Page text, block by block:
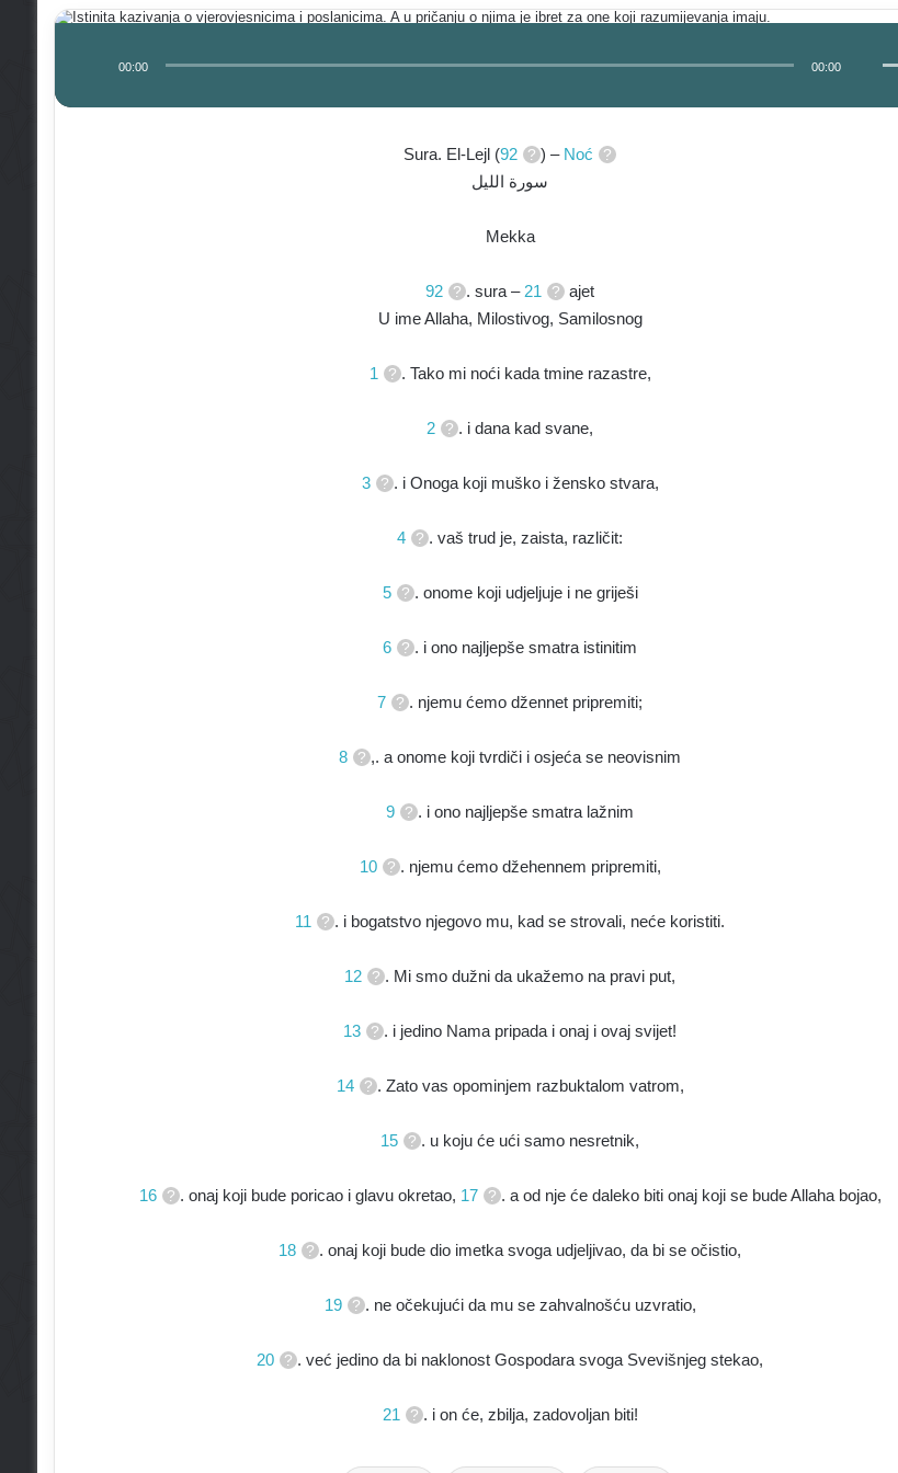
00:00 00:00
za
Sura. El-Lejl (92 ) – Noć
سورة الليل
Mekka
92 . sura – 21
ajet
U ime Allaha, Milostivog, Samilosnog
1 . Tako mi noći kada tmine razastre,
2 . i dana kad svane,
3 . i Onoga koji muško i žensko stvara,
4 . vaš trud je, zaista, različit:
5 . onome koji udjeljuje i ne griješi
6 . i ono najljepše smatra istinitim
7 . njemu ćemo džennet pripremiti;
8 ,. a onome koji tvrdiči i osjeća se neovisnim
9 . i ono najljepše smatra lažnim
10 . njemu ćemo džehennem pripremiti,
11 . i bogatstvo njegovo mu, kad se strovali, neće koristiti.
12 . Mi smo dužni da ukažemo na pravi put,
13 . i jedino Nama pripada i onaj i ovaj svijet!
14 . Zato vas opominjem razbuktalom vatrom,
15 . u koju će ući samo nesretnik,
16 . onaj koji bude poricao i glavu okretao, 17 . a od nje će daleko biti onaj koji se bude Allaha bojao,
18 . onaj koji bude dio imetka svoga udjeljivao, da bi se očistio,
19 . ne očekujući da mu se zahvalnošću uzvratio,
20 . već jedino da bi naklonost Gospodara svoga Svevišnjeg stekao,
21 . i on će, zbilja, zadovoljan biti!